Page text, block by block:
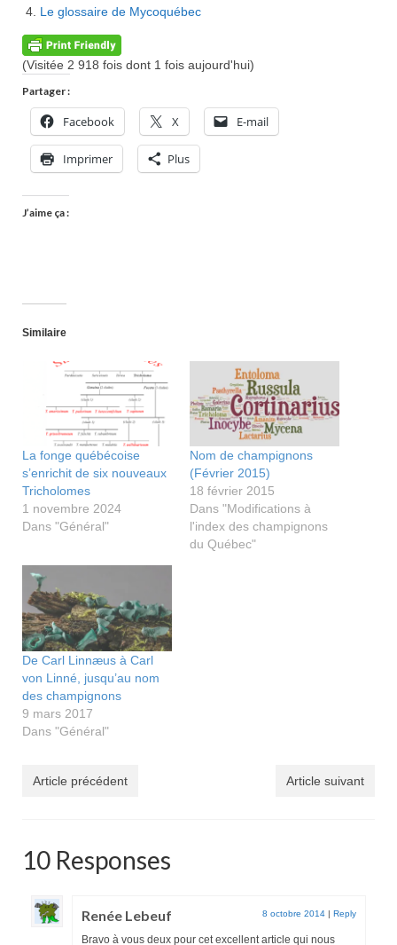
Le glossaire de Mycoquébec
(Visitée 2 918 fois dont 1 fois aujourd'hui)
Partager :
Facebook X E-mail
Imprimer Plus
J’aime ça :
Similaire
La fonge québécoise
s’enrichit de six nouveaux
Tricholomes
1 novembre 2024
Dans "Général"
Nom de champignons
(Février 2015)
18 février 2015
Dans "Modifications à
l'index des champignons
du Québec"
De Carl Linnæus à Carl
von Linné, jusqu’au nom
des champignons
9 mars 2017
Dans "Général"
Article précédent Article suivant
10 Responses
Renée Lebeuf 8 octobre 2014 | Reply
Bravo à vous deux pour cet excellent article qui nous